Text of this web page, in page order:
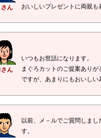
さん
おいしいプレゼントに両親も
さん
いつもお世話になります。
まぐろカットのご提案ありが
ですが、あまりにもおいしい
以前、メ－ルでご質問しま
す。